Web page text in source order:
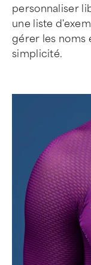
personnaliser
une liste
gérer les noms
simplicité.